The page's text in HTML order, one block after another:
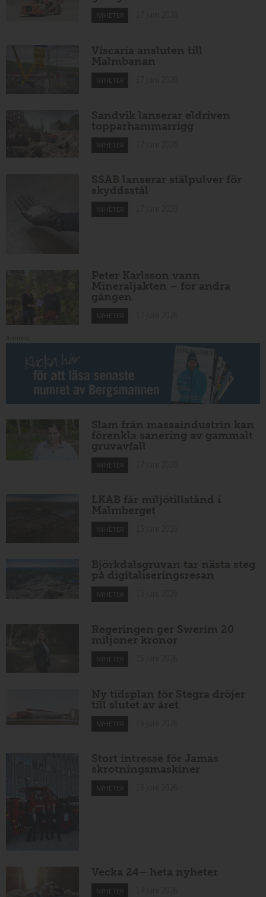
NYHETER
Viscaria ansluten till
Malmbanan
NYHETER
Sandvik lanserar eldriven
topparhammarrigg
NYHETER
SSAB lanserar stålpulver för
skyddsstål
NYHETER
Peter Karlsson vann
Mineraljakten – för andra
gången
NYHETER
Slam från massaindustrin kan
förenkla sanering av gammalt
gruvavfall
NYHETER
LKAB får miljötillstånd i
Malmberget
NYHETER
Björkdalsgruvan tar nästa steg
på digitaliseringsresan
NYHETER
Regeringen ger Swerim 20
miljoner kronor
NYHETER
Ny tidsplan för Stegra dröjer
till slutet av året
NYHETER
Stort intresse för Jamas
skrotningsmaskiner
NYHETER
Vecka 24– heta nyheter
NYHETER